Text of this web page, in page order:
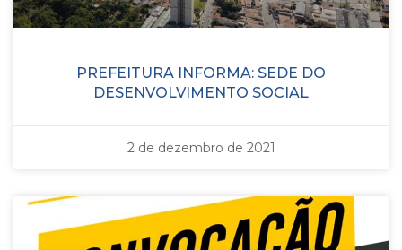
PREFEITURA INFORMA: SEDE DO
DESENVOLVIMENTO SOCIAL
2 de dezembro de 2021